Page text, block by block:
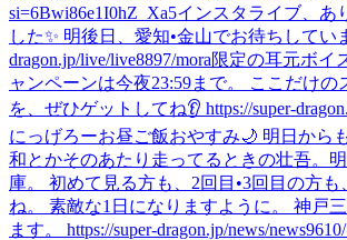
si=6Bwi86e1I0hZ_Xa5インスタライブ、あ
した✨ 明後日、愛知•金山でお待ちしてい
dragon.jp/live/live8897/mora限定の耳元ボイ
ャンペーンは今夜23:59まで。 ここだけの
を、ぜひゲットしてね👂 https://super-
にっげろーお昼ご飯おやすみ🌙 明日から
和とかそのあたり走ってるときの壮吾。
庫。 初めて見る方も、2回目•3回目の方も
ね。 素敵な1日になりますように。 神戸
ます。 https://super-dragon.jp/news/news9610/